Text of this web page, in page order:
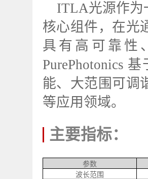
ITLA光源作为
核心组件，在光
具有高可靠性
PurePhotonics
能、大范围可调
等应用领域。
主要指标：
参数
波长范围